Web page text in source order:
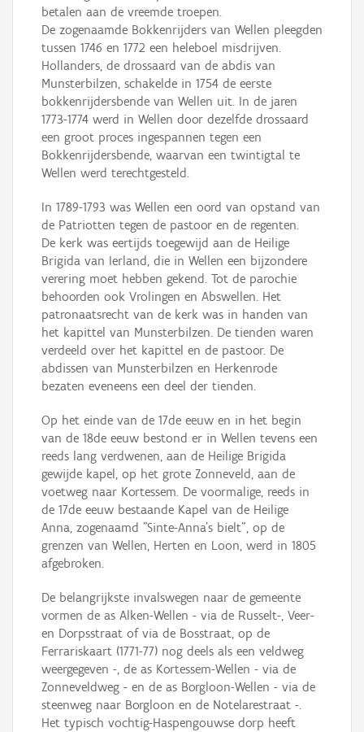
betalen aan de vreemde troepen.
De zogenaamde Bokkenrijders van Wellen pleegden
tussen 1746 en 1772 een heleboel misdrijven.
Hollanders, de drossaard van de abdis van
Munsterbilzen, schakelde in 1754 de eerste
bokkenrijdersbende van Wellen uit. In de jaren
1773-1774 werd in Wellen door dezelfde drossaard
een groot proces ingespannen tegen een
Bokkenrijdersbende, waarvan een twintigtal te
Wellen werd terechtgesteld.
In 1789-1793 was Wellen een oord van opstand van
de Patriotten tegen de pastoor en de regenten.
De kerk was eertijds toegewijd aan de Heilige
Brigida van Ierland, die in Wellen een bijzondere
verering moet hebben gekend. Tot de parochie
behoorden ook Vrolingen en Abswellen. Het
patronaatsrecht van de kerk was in handen van
het kapittel van Munsterbilzen. De tienden waren
verdeeld over het kapittel en de pastoor. De
abdissen van Munsterbilzen en Herkenrode
bezaten eveneens een deel der tienden.
Op het einde van de 17de eeuw en in het begin
van de 18de eeuw bestond er in Wellen tevens een
reeds lang verdwenen, aan de Heilige Brigida
gewijde kapel, op het grote Zonneveld, aan de
voetweg naar Kortessem. De voormalige, reeds in
de 17de eeuw bestaande Kapel van de Heilige
Anna, zogenaamd "Sinte-Anna's bielt", op de
grenzen van Wellen, Herten en Loon, werd in 1805
afgebroken.
De belangrijkste invalswegen naar de gemeente
vormen de as Alken-Wellen - via de Russelt-, Veer-
en Dorpsstraat of via de Bosstraat, op de
Ferrariskaart (1771-77) nog deels als een veldweg
weergegeven -, de as Kortessem-Wellen - via de
Zonneveldweg - en de as Borgloon-Wellen - via de
steenweg naar Borgloon en de Notelarestraat -.
Het typisch vochtig-Haspengouwse dorp heeft